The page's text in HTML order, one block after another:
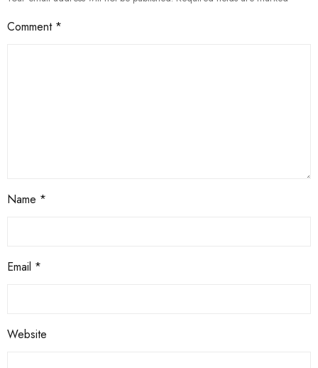
Comment *
Name *
Email *
Website